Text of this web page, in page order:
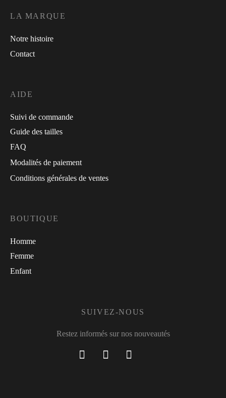
LA MARQUE
Notre histoire
Contact
AIDE
Suivi de commande
Guide des tailles
FAQ
Modalités de paiement
Conditions générales de ventes
BOUTIQUE
Homme
Femme
Enfant
SUIVEZ-NOUS
Restez informés sur nos nouveautés